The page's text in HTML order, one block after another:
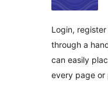
Login,
through a
can easily
every page or